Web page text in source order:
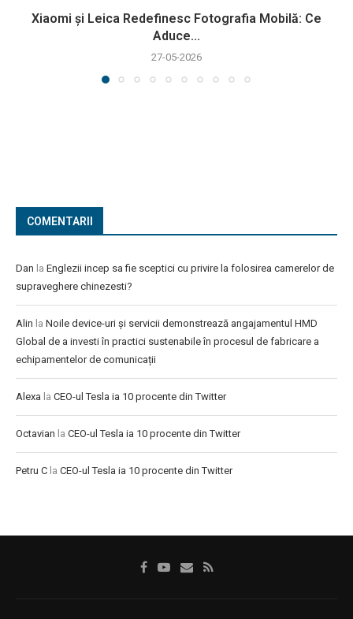
Xiaomi și Leica Redefinesc Fotografia Mobilă: Ce
Aduce...
27-05-2026
COMENTARII
Dan la Englezii incep sa fie sceptici cu privire la folosirea camerelor de
supraveghere chinezesti?
Alin la Noile device-uri și servicii demonstrează angajamentul HMD
Global de a investi în practici sustenabile în procesul de fabricare a
echipamentelor de comunicații
Alexa la CEO-ul Tesla ia 10 procente din Twitter
Octavian la CEO-ul Tesla ia 10 procente din Twitter
Petru C la CEO-ul Tesla ia 10 procente din Twitter